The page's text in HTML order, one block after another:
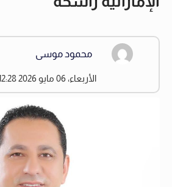
محمود موسى
الأربعاء، 06 مايو 2026 12:28 مساءً